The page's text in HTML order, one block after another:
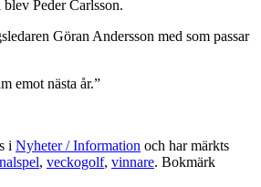
Peder Carlsson.
Göran Andersson med som passar
emot nästa år.”
i Nyheter / Information och har märkts
, veckogolf, vinnare. Bokmärk